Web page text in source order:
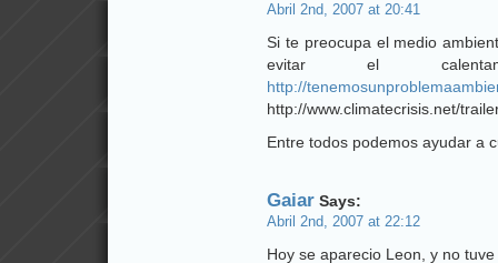
Abril 2nd, 2007 at 20:41
Si te preocupa el medio
evitar el
http://
http://www.climatecrisis.net/
Entre todos podemos ayudar a
Gaiar Says:
Abril 2nd, 2007 at 22:12
Hoy se aparecio Leon, y no